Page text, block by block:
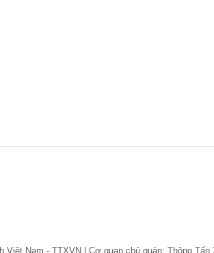
Nam - TTXVN | Cơ quan chủ quản: Thông